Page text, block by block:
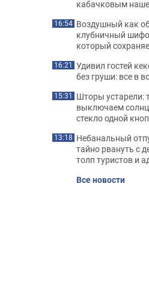
кабачковым
16:54 Воздушный как
клубничный
который
16:21 Удивил гостей
без груши: все в
15:31 Шторы устарели:
выключаем
стекло одной
13:18 Небанальный
тайно рвануть с
толп туристов и
Все новости